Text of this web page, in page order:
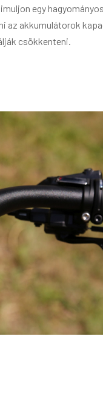
egy
az akkumulátorok
csökkenteni.